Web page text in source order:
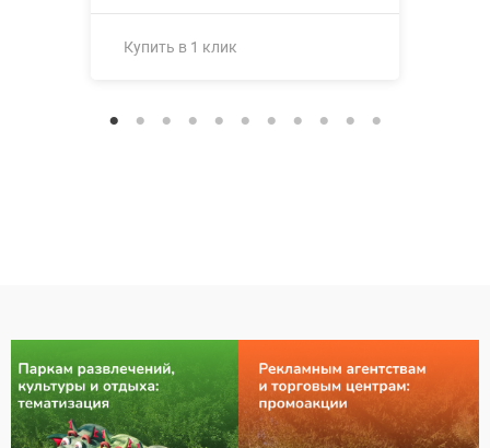
Купить в 1 клик